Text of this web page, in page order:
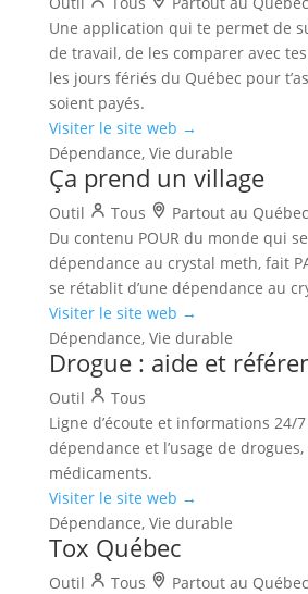
Une application qui te permet de
de travail, de les comparer avec
les jours fériés du Québec pour
soient payés.
Visiter le site web →
Dépendance, Vie durable
Ça prend un village
Outil Tous
Partout au Québec
Du contenu POUR du monde qui
dépendance au crystal meth, fait
se rétablit d’une dépendance au
Visiter le site web →
Dépendance, Vie durable
Drogue : aide et
Outil
Tous
Ligne d’écoute et informations 24/
dépendance et l’usage de drogues,
médicaments.
Visiter le site web →
Dépendance, Vie durable
Tox Québec
Outil Tous
Partout au Québec